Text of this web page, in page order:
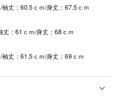
丈：60.5ｃｍ/身丈：67.5ｃｍ
丈：61ｃｍ/身丈：68ｃｍ
丈：61.5ｃｍ/身丈：69ｃｍ